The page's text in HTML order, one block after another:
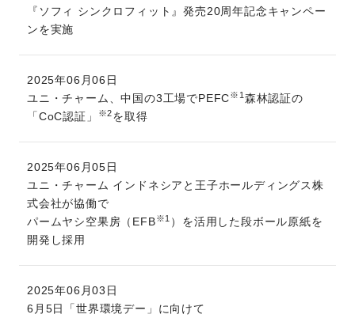
『ソフィ シンクロフィット』発売20周年記念キャンペー
ンを実施
2025年06月06日
ユニ・チャーム、中国の3工場でPEFC※1 森林認証の
「CoC認証」
※2を取得
2025年06月05日
ユニ・チャーム インドネシアと王子ホールディングス株
式会社が協働で
パームヤシ空果房（EFB※1 ）を活用した段ボール原紙を
開発し採用
2025年06月03日
6月5日「世界環境デー」に向けて